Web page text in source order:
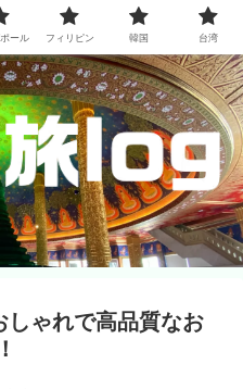
しゃれで高品質なお
ール フィリピン 韓国 台湾